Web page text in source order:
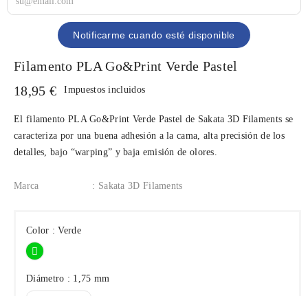
Notificarme cuando esté disponible
Filamento PLA Go&Print Verde Pastel
18,95 €
Impuestos incluidos
El filamento PLA Go&Print Verde Pastel de Sakata 3D Filaments se
caracteriza por una buena adhesión a la cama, alta precisión de los
detalles, bajo “warping” y baja emisión de olores.
Marca : Sakata 3D Filaments
Color : Verde
Diámetro : 1,75 mm